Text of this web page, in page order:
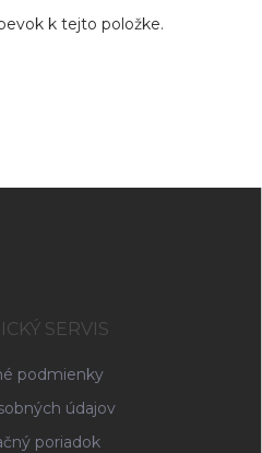
k tejto položke.
SERVIS
podmienky
údajov
poriadok